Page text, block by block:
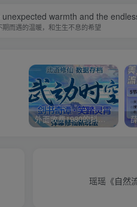
warmth and the
期而遇的温暖，和生生不息的希望
外面收费1980的抖音武动时空直播项目，无需真人出镜，实时互动直播【软件+详细教程】
瑶瑶《自然